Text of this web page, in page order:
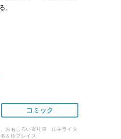
。
コミック
おもしろい寄り道 山岳ライタ
＆珍プレイス